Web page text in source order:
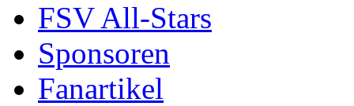
FSV All-Stars
Sponsoren
Fanartikel